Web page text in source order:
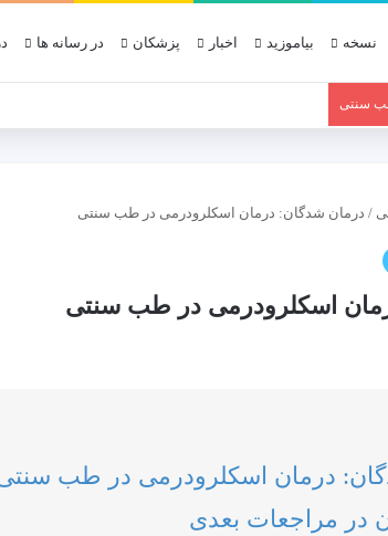
نسخه بیاموزید اخبار پزشکان در رسانه ها
سنتی
/ درمان شدگان: درمان اسکلرودرمی در طب سنتی
اسکلرودرمی در طب سنتی
درمان اسکلرودرمی در طب
در مراجعات بعدی